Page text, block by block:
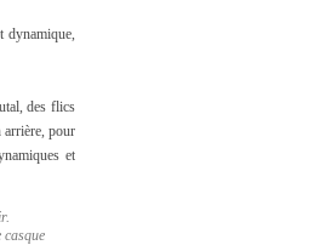
dynamique,
des flics
arrière, pour
et